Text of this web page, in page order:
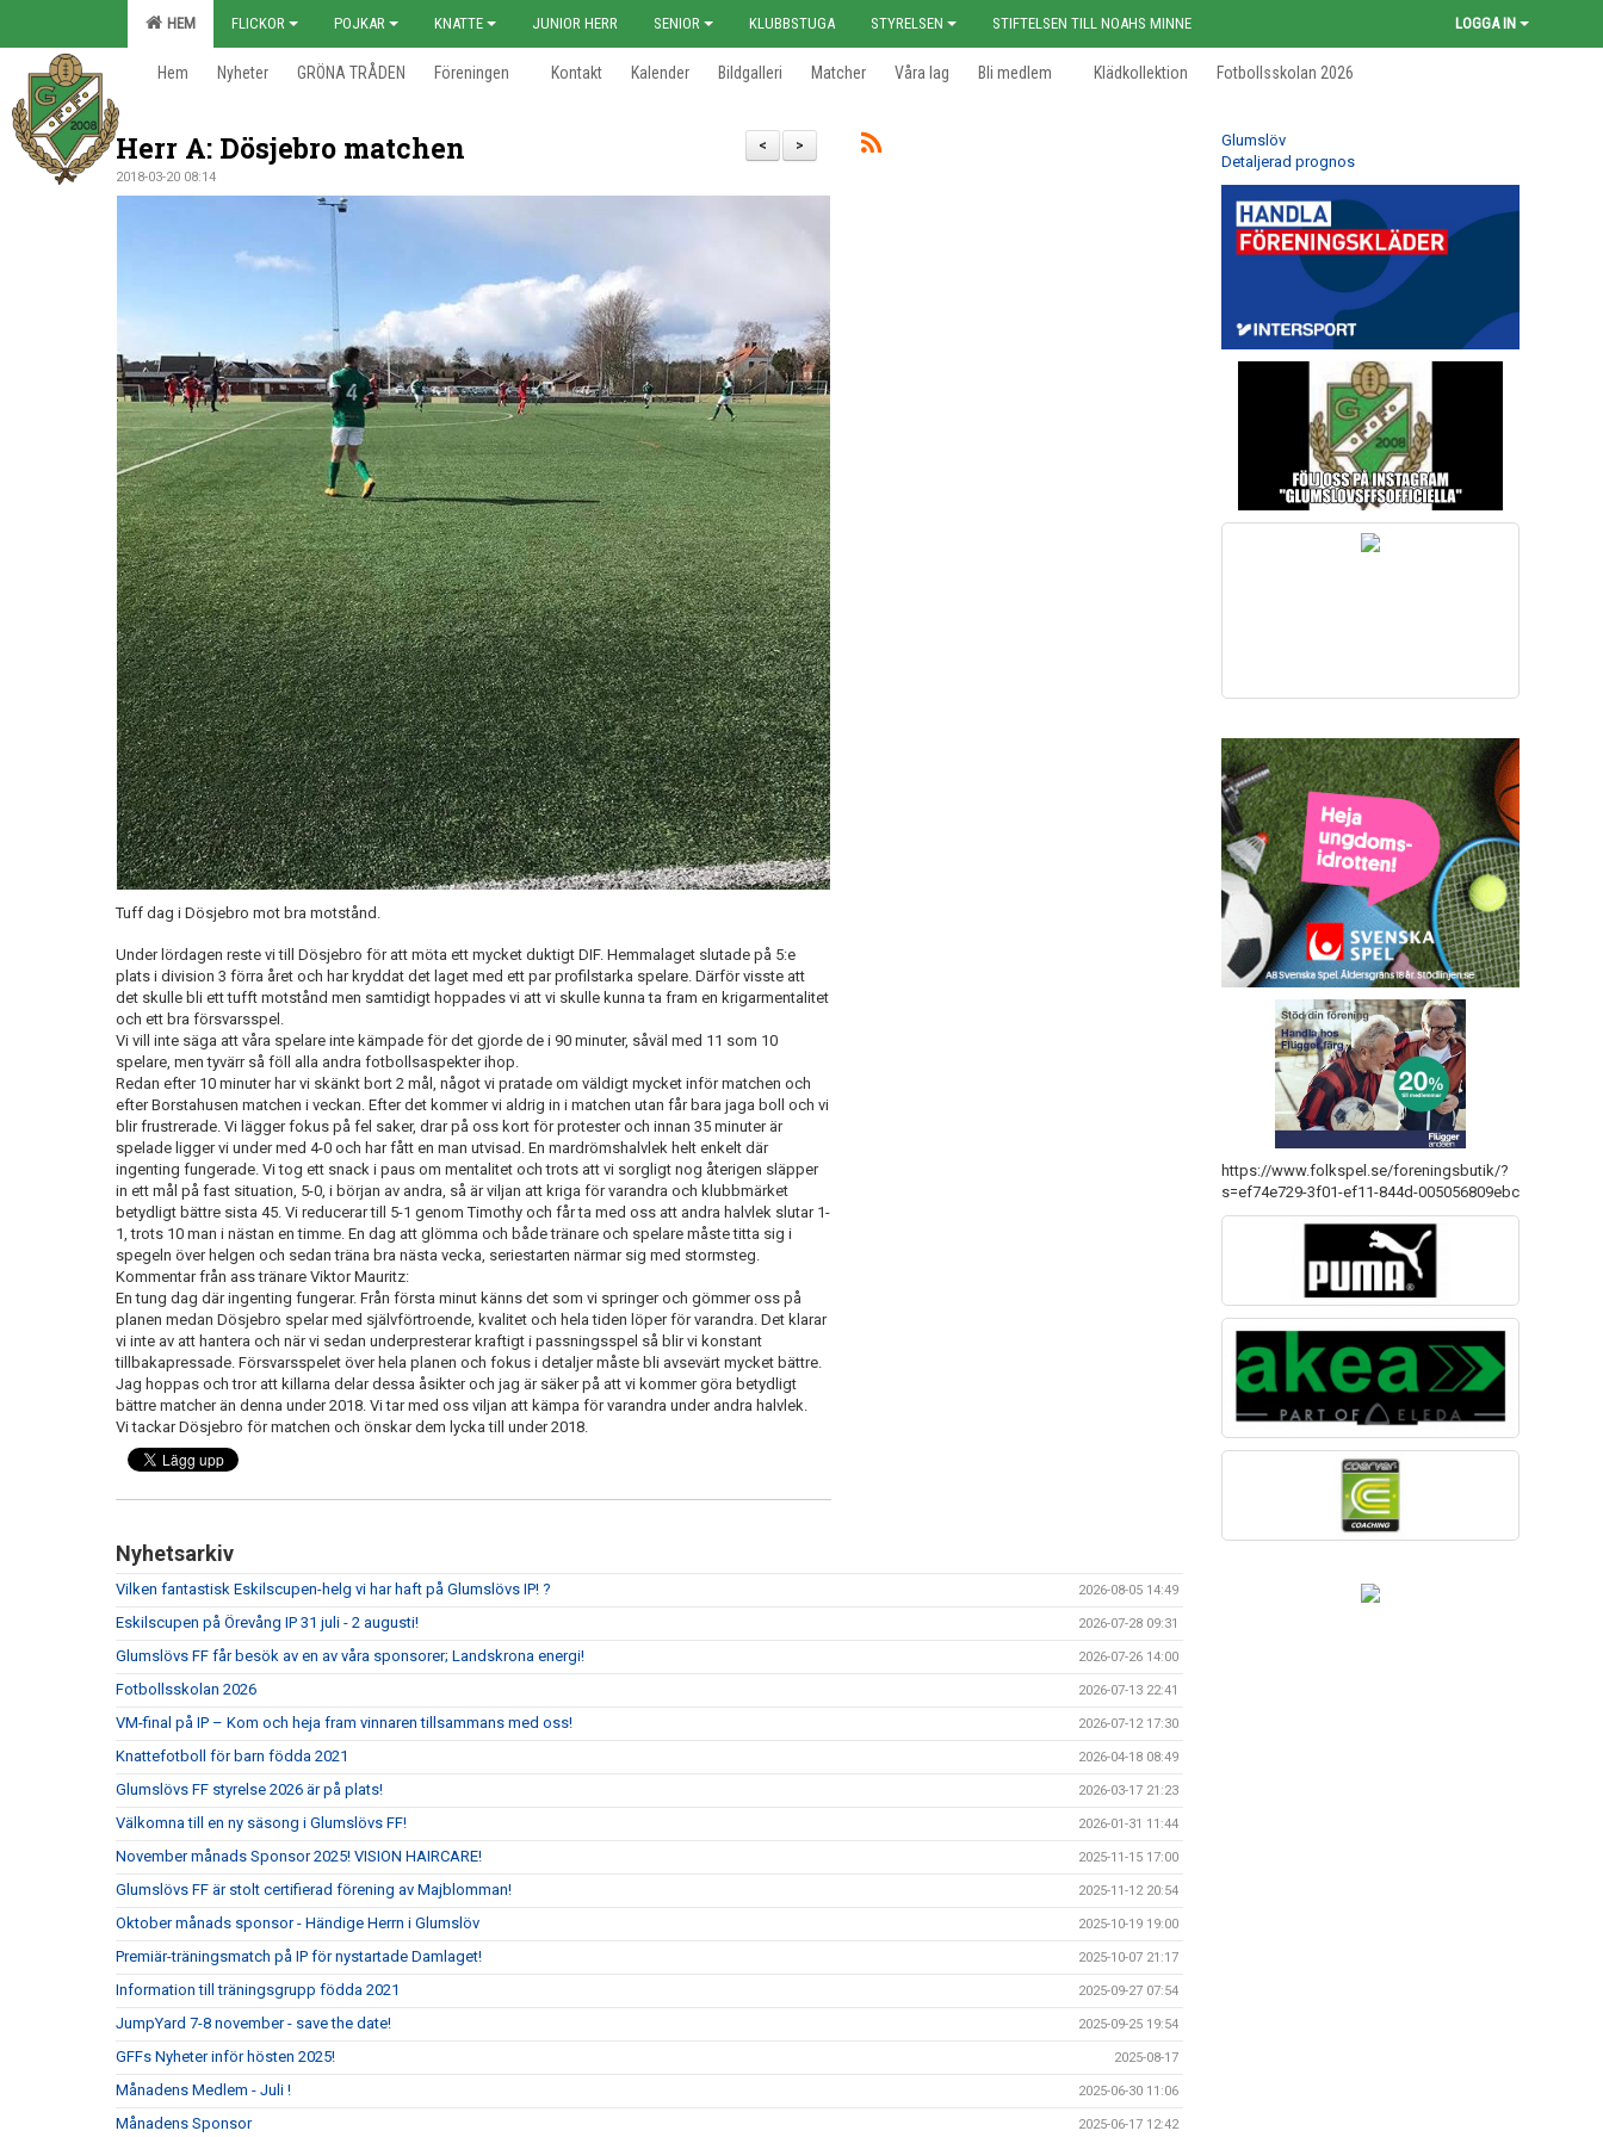
HEM FLICKOR POJKAR KNATTE JUNIOR HERR SENIOR KLUBBSTUGA STYRELSEN STIFTELSEN TILL NOAHS MINNE LOGGA IN
Hem Nyheter GRÖNA TRÅDEN Föreningen Kontakt Kalender Bildgalleri Matcher Våra lag Bli medlem Klädkollektion Fotbollsskolan 2026
>
<
Herr A: Dösjebro matchen
2018-03-20 08:14
Tuff dag i Dösjebro mot bra motstånd.
Under lördagen reste vi till Dösjebro för att möta ett mycket duktigt DIF. Hemmalaget slutade på 5:e
plats i division 3 förra året och har kryddat det laget med ett par profilstarka spelare. Därför visste att
det skulle bli ett tufft motstånd men samtidigt hoppades vi att vi skulle kunna ta fram en krigarmentalitet
och ett bra försvarsspel.
Vi vill inte säga att våra spelare inte kämpade för det gjorde de i 90 minuter, såväl med 11 som 10
spelare, men tyvärr så föll alla andra fotbollsaspekter ihop.
Redan efter 10 minuter har vi skänkt bort 2 mål, något vi pratade om väldigt mycket inför matchen och
efter Borstahusen matchen i veckan. Efter det kommer vi aldrig in i matchen utan får bara jaga boll och vi
blir frustrerade. Vi lägger fokus på fel saker, drar på oss kort för protester och innan 35 minuter är
spelade ligger vi under med 4-0 och har fått en man utvisad. En mardrömshalvlek helt enkelt där
ingenting fungerade. Vi tog ett snack i paus om mentalitet och trots att vi sorgligt nog återigen släpper
in ett mål på fast situation, 5-0, i början av andra, så är viljan att kriga för varandra och klubbmärket
betydligt bättre sista 45. Vi reducerar till 5-1 genom Timothy och får ta med oss att andra halvlek slutar 1-
1, trots 10 man i nästan en timme. En dag att glömma och både tränare och spelare måste titta sig i
spegeln över helgen och sedan träna bra nästa vecka, seriestarten närmar sig med stormsteg.
Kommentar från ass tränare Viktor Mauritz:
En tung dag där ingenting fungerar. Från första minut känns det som vi springer och gömmer oss på
planen medan Dösjebro spelar med självförtroende, kvalitet och hela tiden löper för varandra. Det klarar
vi inte av att hantera och när vi sedan underpresterar kraftigt i passningsspel så blir vi konstant
tillbakapressade. Försvarsspelet över hela planen och fokus i detaljer måste bli avsevärt mycket bättre.
Jag hoppas och tror att killarna delar dessa åsikter och jag är säker på att vi kommer göra betydligt
bättre matcher än denna under 2018. Vi tar med oss viljan att kämpa för varandra under andra halvlek.
Vi tackar Dösjebro för matchen och önskar dem lycka till under 2018.
Nyhetsarkiv
Vilken fantastisk Eskilscupen-helg vi har haft på Glumslövs IP! ? 2026-08-05 14:49
Eskilscupen på Örevång IP 31 juli - 2 augusti! 2026-07-28 09:31
Glumslövs FF får besök av en av våra sponsorer; Landskrona energi! 2026-07-26 14:00
Fotbollsskolan 2026 2026-07-13 22:41
VM-final på IP – Kom och heja fram vinnaren tillsammans med oss! 2026-07-12 17:30
Knattefotboll för barn födda 2021 2026-04-18 08:49
Glumslövs FF styrelse 2026 är på plats! 2026-03-17 21:23
Välkomna till en ny säsong i Glumslövs FF! 2026-01-31 11:44
November månads Sponsor 2025! VISION HAIRCARE! 2025-11-15 17:00
Glumslövs FF är stolt certifierad förening av Majblomman! 2025-11-12 20:54
Oktober månads sponsor - Händige Herrn i Glumslöv 2025-10-19 19:00
Premiär-träningsmatch på IP för nystartade Damlaget! 2025-10-07 21:17
Information till träningsgrupp födda 2021 2025-09-27 07:54
JumpYard 7-8 november - save the date! 2025-09-25 19:54
GFFs Nyheter inför hösten 2025! 2025-08-17
Månadens Medlem - Juli ! 2025-06-30 11:06
Månadens Sponsor 2025-06-17 12:42
Glumslöv
Detaljerad prognos
https://www.folkspel.se/foreningsbutik/?
s=ef74e729-3f01-ef11-844d-005056809ebc